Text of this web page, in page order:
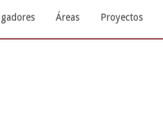
Áreas Proyectos